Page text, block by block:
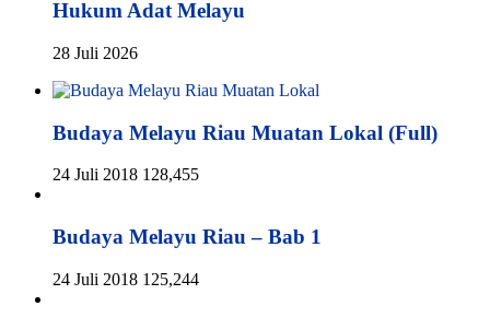
Hukum Adat Melayu
28 Juli 2026
Budaya Melayu Riau Muatan Lokal (Full)
24 Juli 2018 128,455
Budaya Melayu Riau – Bab 1
24 Juli 2018 125,244